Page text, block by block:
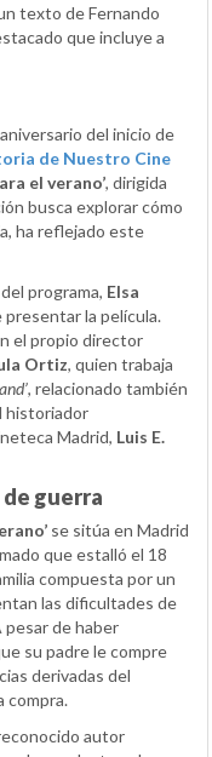
texto de Fernando
que incluye a
del inicio de
de Nuestro Cine
el verano’, dirigida
busca explorar cómo
ha reflejado este
programa, Elsa
presentar la película.
el propio director
Ortiz, quien trabaja
, relacionado también
historiador
Madrid, Luis E.
guerra
se sitúa en Madrid
que estalló el 18
compuesta por un
las dificultades de
pesar de haber
su padre le compre
derivadas del
compra.
autor